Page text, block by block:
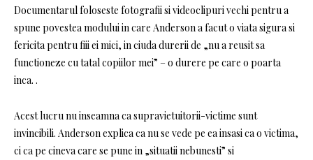
Documentarul foloseste fotografii si videoclipuri vechi pentru a
spune povestea modului in care Anderson a facut o viata sigura si
fericita pentru fiii ei mici, in ciuda durerii de „nu a reusit sa
functioneze cu tatal copiilor mei” – o durere pe care o poarta
inca. .
Acest lucru nu inseamna ca supravietuitorii-victime sunt
invincibili. Anderson explica ca nu se vede pe ea insasi ca o victima,
ci ca pe cineva care se pune in „situatii nebunesti” si